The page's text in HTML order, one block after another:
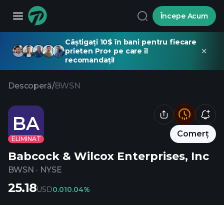
Începe Acum
Câștigați 10$ în bani pentru fiecare
prieten Pro+ pe care îl
recomandați!
Descoperă/BWSN
BA
ELIMINAT
Comerț
Babcock & Wilcox Enterprises, Inc
BWSN · NYSE
25.18USD0.010.04%